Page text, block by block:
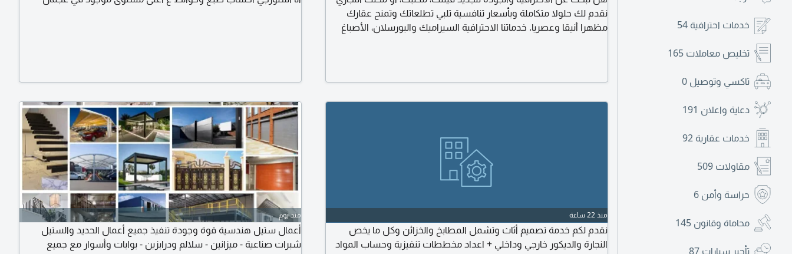
خدمات احترافية 54
تخليص معاملات 165
تاكسي وتوصيل 0
دعاية واعلان 191
خدمات عقارية 92
مقاولات 509
حراسة وأمن 6
محاماة وقانون 145
تأجير سيارات 87
نقدم لك حلولا متكاملة وبأسعار تنافسية تلبي تطلعاتك وتمنح عقارك
مظهرا أنيقا وعصريا. خدماتنا الاحترافية السيراميك والبورسلان، الأصباغ
منذ 22 ساعة
نقدم لكم خدمة تصميم أثاث وتشمل المطابخ والخزائن وكل ما يخص
النجارة والديكور خارجي وداخلي + اعداد مخططات تنفيزية وحساب المواد
منذ يوم
أعمال ستيل هندسية قوة وجودة تنفيذ جميع أعمال الحديد والستيل
شبرات صناعية - ميزانين - سلالم ودرابزين - بوابات وأسوار مع جميع